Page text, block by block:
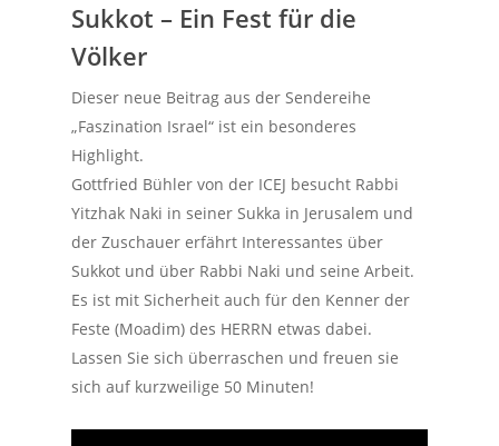
Sukkot – Ein Fest für die
Völker
Dieser neue Beitrag aus der Sendereihe
„Faszination Israel“ ist ein besonderes
Highlight.
Gottfried Bühler von der ICEJ besucht Rabbi
Yitzhak Naki in seiner Sukka in Jerusalem und
der Zuschauer erfährt Interessantes über
Sukkot und über Rabbi Naki und seine Arbeit.
Es ist mit Sicherheit auch für den Kenner der
Feste (Moadim) des HERRN etwas dabei.
Lassen Sie sich überraschen und freuen sie
sich auf kurzweilige 50 Minuten!